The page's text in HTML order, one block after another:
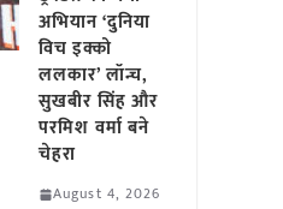
अभियान ‘दुनिया
विच इक्को
ललकार’ लॉन्च,
सुखबीर सिंह और
परमिश वर्मा बने
चेहरा
August 4, 2026